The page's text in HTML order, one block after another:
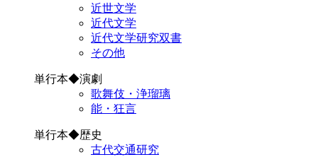
近世文学
近代文学
近代文学研究双書
その他
単行本◆演劇
歌舞伎・浄瑠璃
能・狂言
単行本◆歴史
古代交通研究